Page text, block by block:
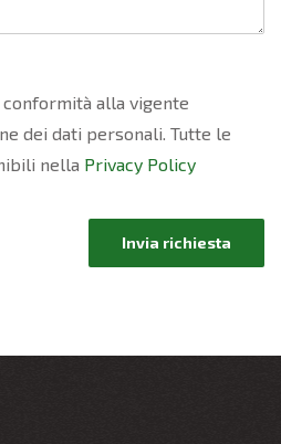
alla vigente
dei dati personali. Tutte le
nella Privacy Policy
Invia richiesta